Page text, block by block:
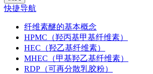
快捷导航
纤维素醚的基本概念
HPMC（羟丙基甲基纤维素）
HEC（羟乙基纤维素）
MHEC（甲基羟乙基纤维素）
RDP（可再分散乳胶粉）